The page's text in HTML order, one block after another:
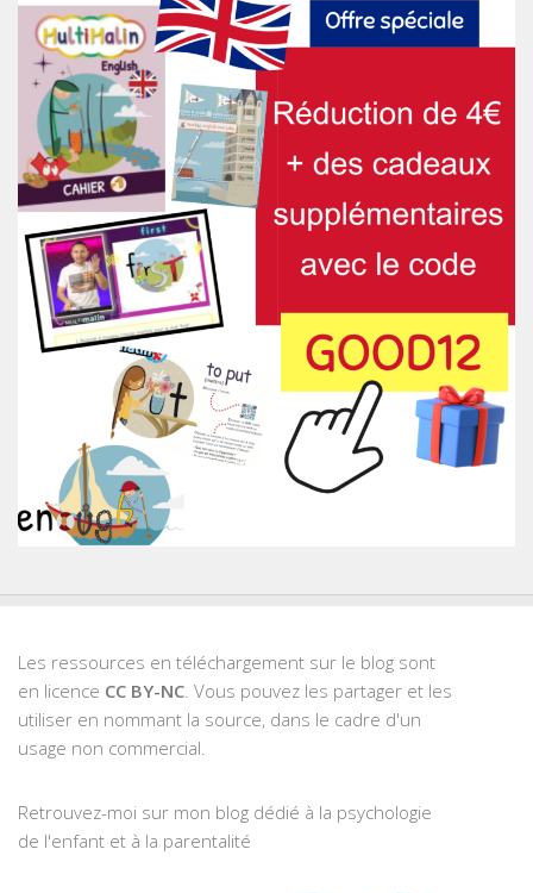
Les ressources en téléchargement sur le blog sont
en licence CC BY-NC . Vous pouvez les partager et les
utiliser en nommant la source, dans le cadre d'un
usage non commercial.
Retrouvez-moi sur mon blog dédié à la psychologie
de l'enfant et à la parentalité